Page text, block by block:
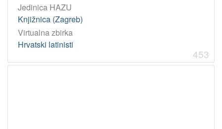
Jedinica HAZU
Knjižnica (Zagreb)
Virtualna zbirka
Hrvatski latinisti
453